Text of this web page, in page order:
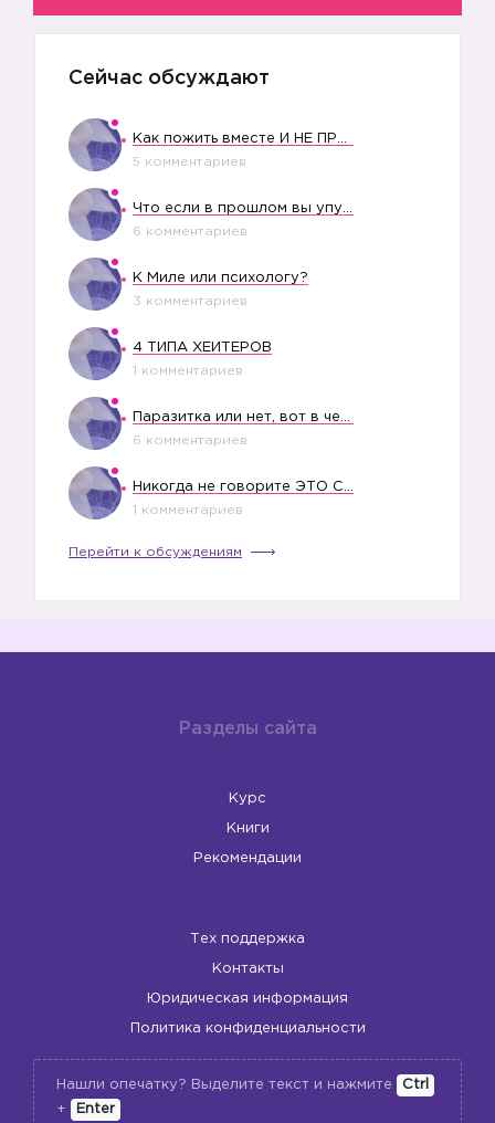
Сейчас обсуждают
Как пожить вместе И НЕ ПРОЛЕТЕТЬ СО СВАДЬБОЙ
5 комментариев
Что если в прошлом вы упустили свое счастье?
6 комментариев
К Миле или психологу?
3 комментариев
4 ТИПА ХЕЙТЕРОВ
1 комментариев
Паразитка или нет, вот в чем вопрос?
6 комментариев
Никогда не говорите ЭТО СВОЕМУ РЕБЕНКУ
1 комментариев
Перейти к обсуждениям
Разделы сайта
Курс
Книги
Рекомендации
Тех поддержка
Контакты
Юридическая информация
Политика конфиденциальности
Нашли опечатку? Выделите текст и нажмите
Ctrl
+
Enter